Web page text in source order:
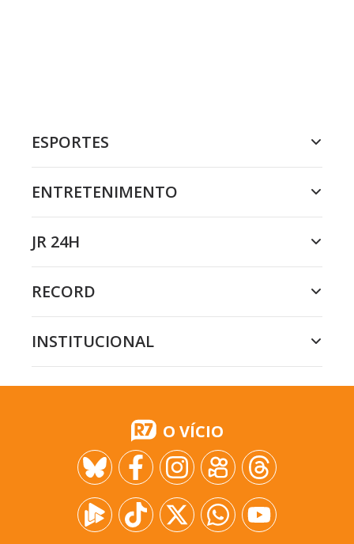
ESPORTES
ENTRETENIMENTO
JR 24H
RECORD
INSTITUCIONAL
O VÍCIO